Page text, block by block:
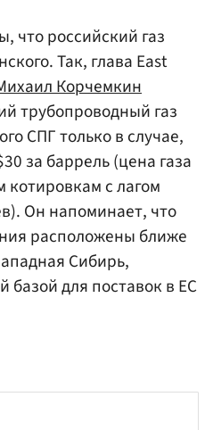
что российский газ
Так, глава East
Корчемкин
трубопроводный газ
СПГ только в случае,
за баррель (цена газа
с лагом
Он напоминает, что
расположены ближе
Сибирь,
для поставок в ЕС